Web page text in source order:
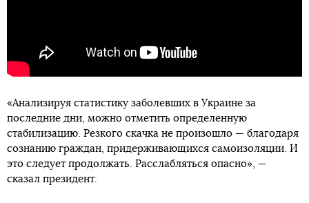
«Анализируя статистику заболевших в Украине за
последние дни, можно отметить определенную
стабилизацию. Резкого скачка не произошло — благодаря
сознанию граждан, придерживающихся самоизоляции. И
это следует продолжать. Расслабляться опасно», —
сказал президент.